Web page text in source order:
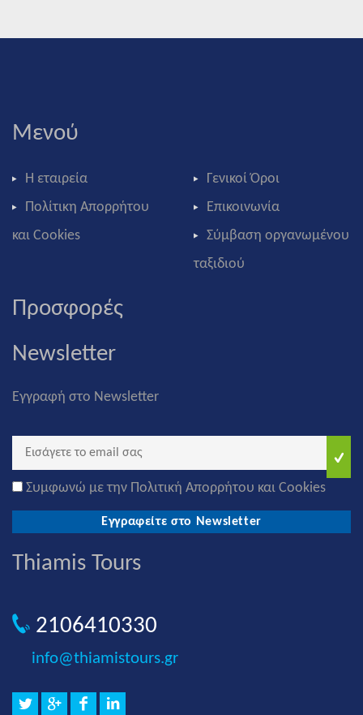
Μενού
Η εταιρεία Γενικοί Όροι
Πολίτικη Απορρήτου
και Cookies
Επικοινωνία
Σύμβαση οργανωμένου
ταξιδιού
Προσφορές
Newsletter
Εγγραφή στο Newsletter
Συμφωνώ με την Πολιτική Απορρήτου και Cookies
Εγγραφείτε στο Newsletter
Thiamis Tours
2106410330
info@thiamistours.gr